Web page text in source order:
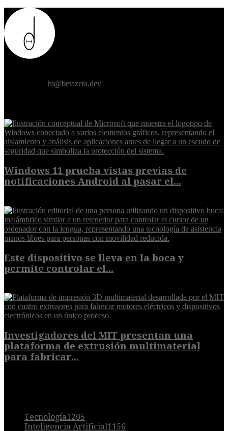
hi@betazeta.dev
Windows 11 prueba vistas previas de
notificaciones Android al pasar el...
Este dispositivo se lleva en la boca y
permite controlar el...
Investigadores del MIT presentan una
plataforma de extrusión multimaterial
para fabricar...
Tecnología1205
Inteligencia Artificial1156